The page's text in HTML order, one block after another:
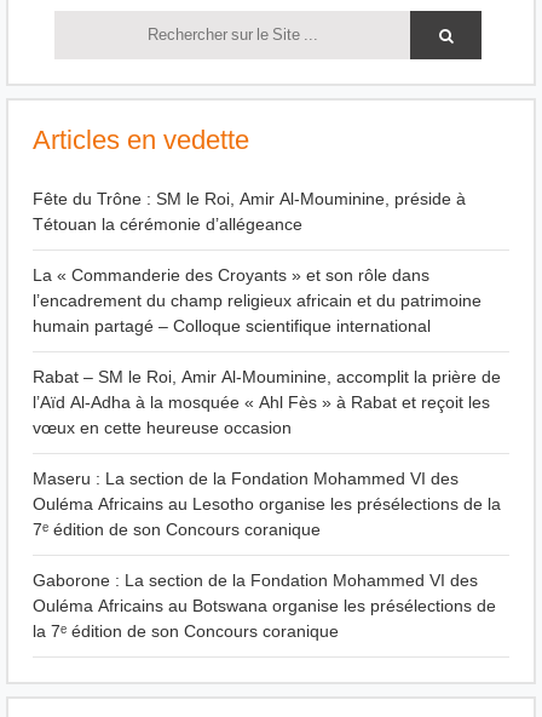
Articles en vedette
Fête du Trône : SM le Roi, Amir Al-Mouminine, préside à
Tétouan la cérémonie d’allégeance
La « Commanderie des Croyants » et son rôle dans
l’encadrement du champ religieux africain et du patrimoine
humain partagé – Colloque scientifique international
Rabat – SM le Roi, Amir Al-Mouminine, accomplit la prière de
l’Aïd Al-Adha à la mosquée « Ahl Fès » à Rabat et reçoit les
vœux en cette heureuse occasion
Maseru : La section de la Fondation Mohammed VI des
Ouléma Africains au Lesotho organise les présélections de la
7ᵉ édition de son Concours coranique
Gaborone : La section de la Fondation Mohammed VI des
Ouléma Africains au Botswana organise les présélections de
la 7ᵉ édition de son Concours coranique